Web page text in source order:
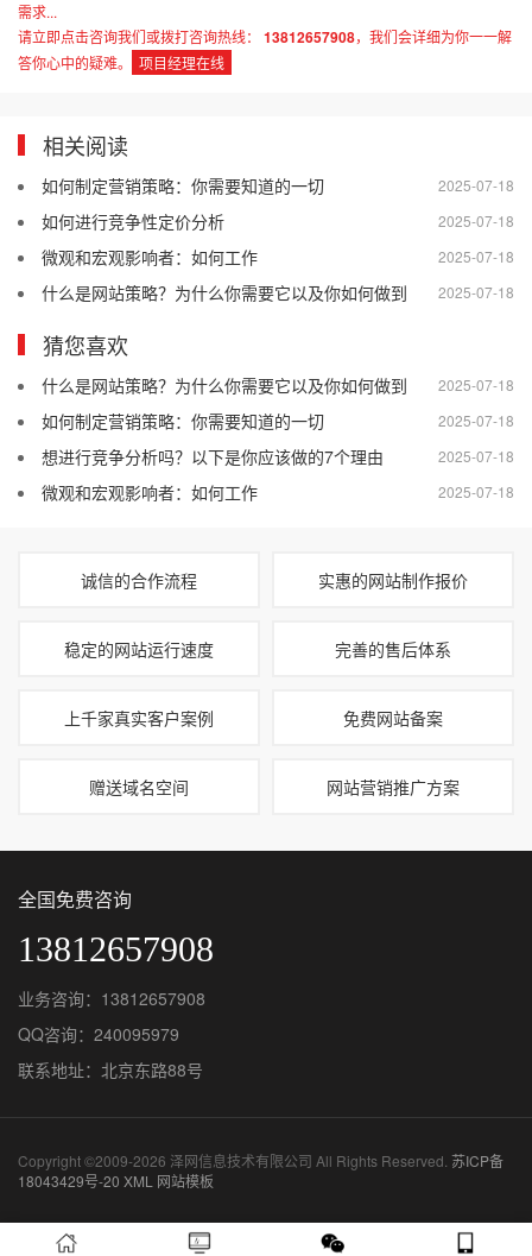
需求...
请立即点击咨询我们或拨打咨询热线：
13812657908，我们会详细为你一一解
答你心中的疑难。
项目经理在线
相关阅读
2025-07-18
如何制定营销策略：你需要知道的一切
2025-07-18
如何进行竞争性定价分析
2025-07-18
微观和宏观影响者：如何工作
2025-07-18
什么是网站策略？为什么你需要它以及你如何做到
猜您喜欢
2025-07-18
什么是网站策略？为什么你需要它以及你如何做到
2025-07-18
如何制定营销策略：你需要知道的一切
2025-07-18
想进行竞争分析吗？以下是你应该做的7个理由
2025-07-18
微观和宏观影响者：如何工作
诚信的合作流程 实惠的网站制作报价
稳定的网站运行速度 完善的售后体系
上千家真实客户案例 免费网站备案
赠送域名空间 网站营销推广方案
全国免费咨询
13812657908
业务咨询：13812657908
QQ咨询：240095979
联系地址：北京东路88号
Copyright ©2009-2026 泽网信息技术有限公司 All Rights Reserved. 苏ICP备
18043429号-20 XML 网站模板